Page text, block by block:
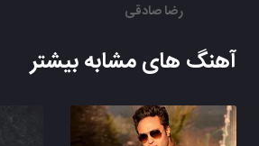
رضا صادقی
آهنگ های مشابه بیشتر